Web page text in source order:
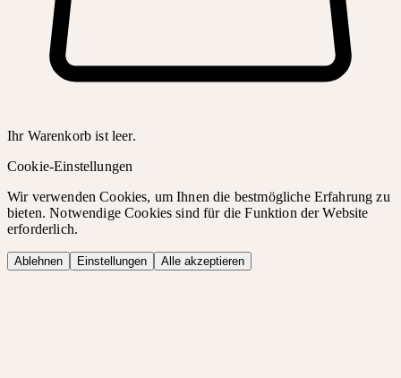
Ihr Warenkorb ist leer.
Cookie-Einstellungen
Wir verwenden Cookies, um Ihnen die bestmögliche Erfahrung zu
bieten. Notwendige Cookies sind für die Funktion der Website
erforderlich.
Ablehnen Einstellungen Alle akzeptieren